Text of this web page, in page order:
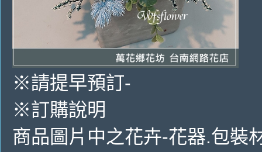
※請提早預訂-
※訂購說明
商品圖片中之花卉-花器.包裝